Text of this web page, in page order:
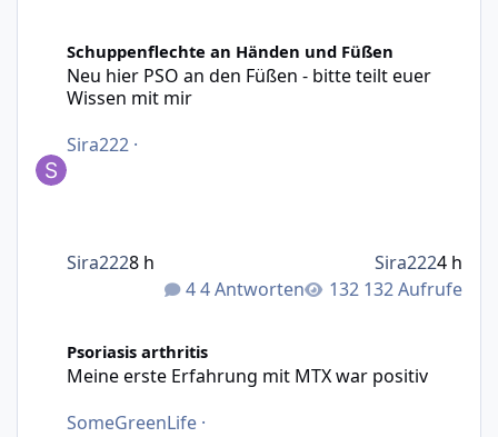
Schuppenflechte an Händen und Füßen
Neu hier PSO an den Füßen - bitte teilt euer
Wissen mit mir
Sira222 ·
4 Antworten 132 Aufrufe
Sira2228 h Sira2224 h
Psoriasis arthritis
Meine erste Erfahrung mit MTX war positiv
SomeGreenLife ·